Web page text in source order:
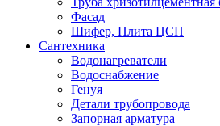
Фасад
Шифер, Плита ЦСП
Сантехника
Водонагреватели
Водоснабжение
Генуя
Детали трубопровода
Запорная арматура